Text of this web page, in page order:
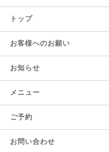
トップ
お客様へのお願い
お知らせ
メニュー
ご予約
お問い合わせ